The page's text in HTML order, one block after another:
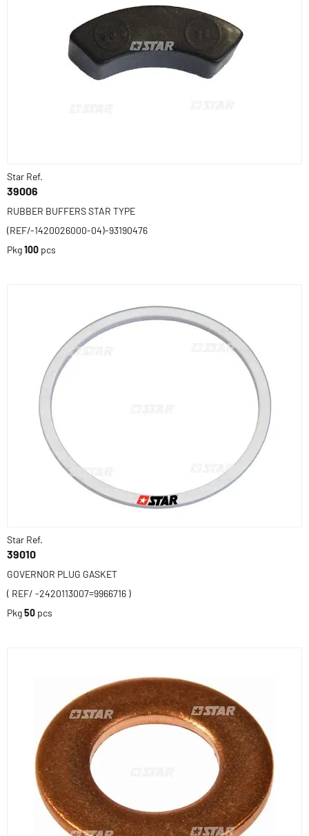
Star Ref.
39006
RUBBER BUFFERS STAR TYPE
(REF/-1420026000-04)-93190476
Pkg100 pcs
Star Ref.
39010
GOVERNOR PLUG GASKET
( REF/ -2420113007=9966716 )
Pkg50 pcs